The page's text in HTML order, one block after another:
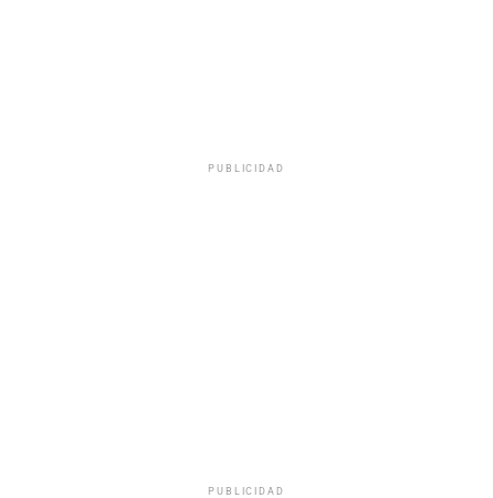
PUBLICIDAD
PUBLICIDAD